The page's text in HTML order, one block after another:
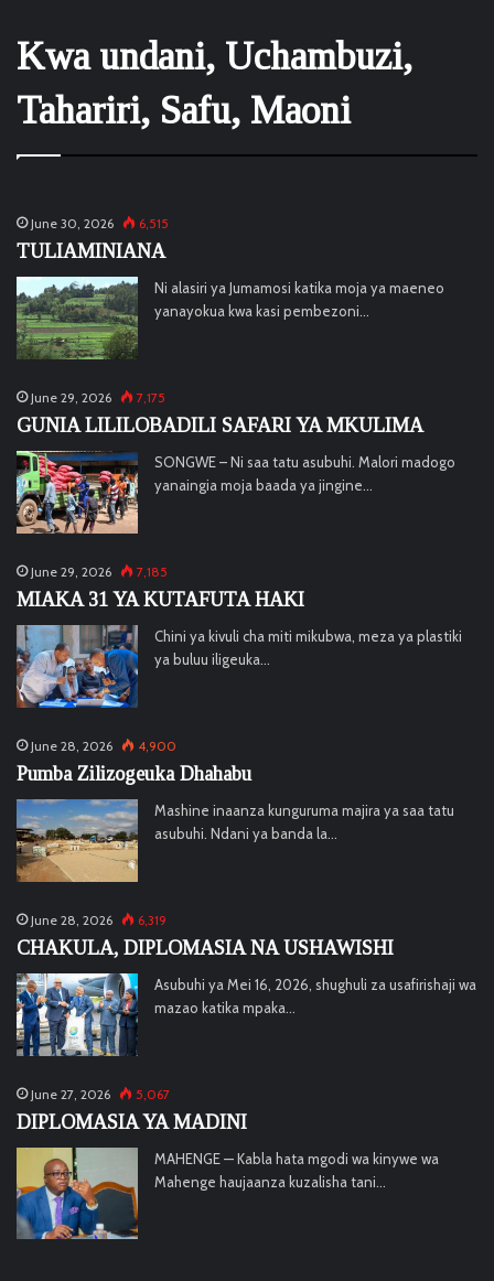
Kwa undani, Uchambuzi,
Tahariri, Safu, Maoni
June 30, 2026 6,515
TULIAMINIANA
Ni alasiri ya Jumamosi katika moja ya maeneo
yanayokua kwa kasi pembezoni…
June 29, 2026 7,175
GUNIA LILILOBADILI SAFARI YA MKULIMA
SONGWE – Ni saa tatu asubuhi. Malori madogo
yanaingia moja baada ya jingine…
June 29, 2026 7,185
MIAKA 31 YA KUTAFUTA HAKI
Chini ya kivuli cha miti mikubwa, meza ya plastiki
ya buluu iligeuka…
June 28, 2026 4,900
Pumba Zilizogeuka Dhahabu
Mashine inaanza kunguruma majira ya saa tatu
asubuhi. Ndani ya banda la…
June 28, 2026 6,319
CHAKULA, DIPLOMASIA NA USHAWISHI
Asubuhi ya Mei 16, 2026, shughuli za usafirishaji wa
mazao katika mpaka…
June 27, 2026 5,067
DIPLOMASIA YA MADINI
MAHENGE — Kabla hata mgodi wa kinywe wa
Mahenge haujaanza kuzalisha tani…